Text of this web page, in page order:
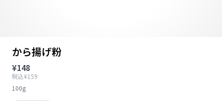
から揚げ粉
¥148
税込¥159
100g